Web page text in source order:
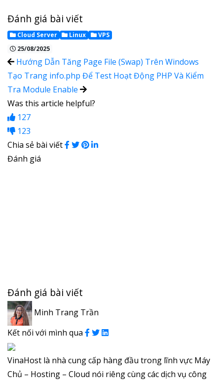
Đánh giá bài viết
Cloud Server Linux
VPS
25/08/2025
Hướng Dẫn Tăng Page File (Swap) Trên Windows
Tạo Trang info.php Để Test Hoạt Động PHP Và Kiểm
Tra Module Enable
Was this article helpful?
127
123
Chia sẻ bài viết
Đánh giá
Đánh giá bài viết
Minh Trang Trần
Kết nối với mình qua
VinaHost là nhà cung cấp hàng đầu trong lĩnh vực Máy
Chủ – Hosting – Cloud nói riêng cùng các dịch vụ công